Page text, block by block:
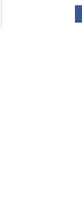
TIRO ESPORTIVO
FORÇAS ESPECIAIS